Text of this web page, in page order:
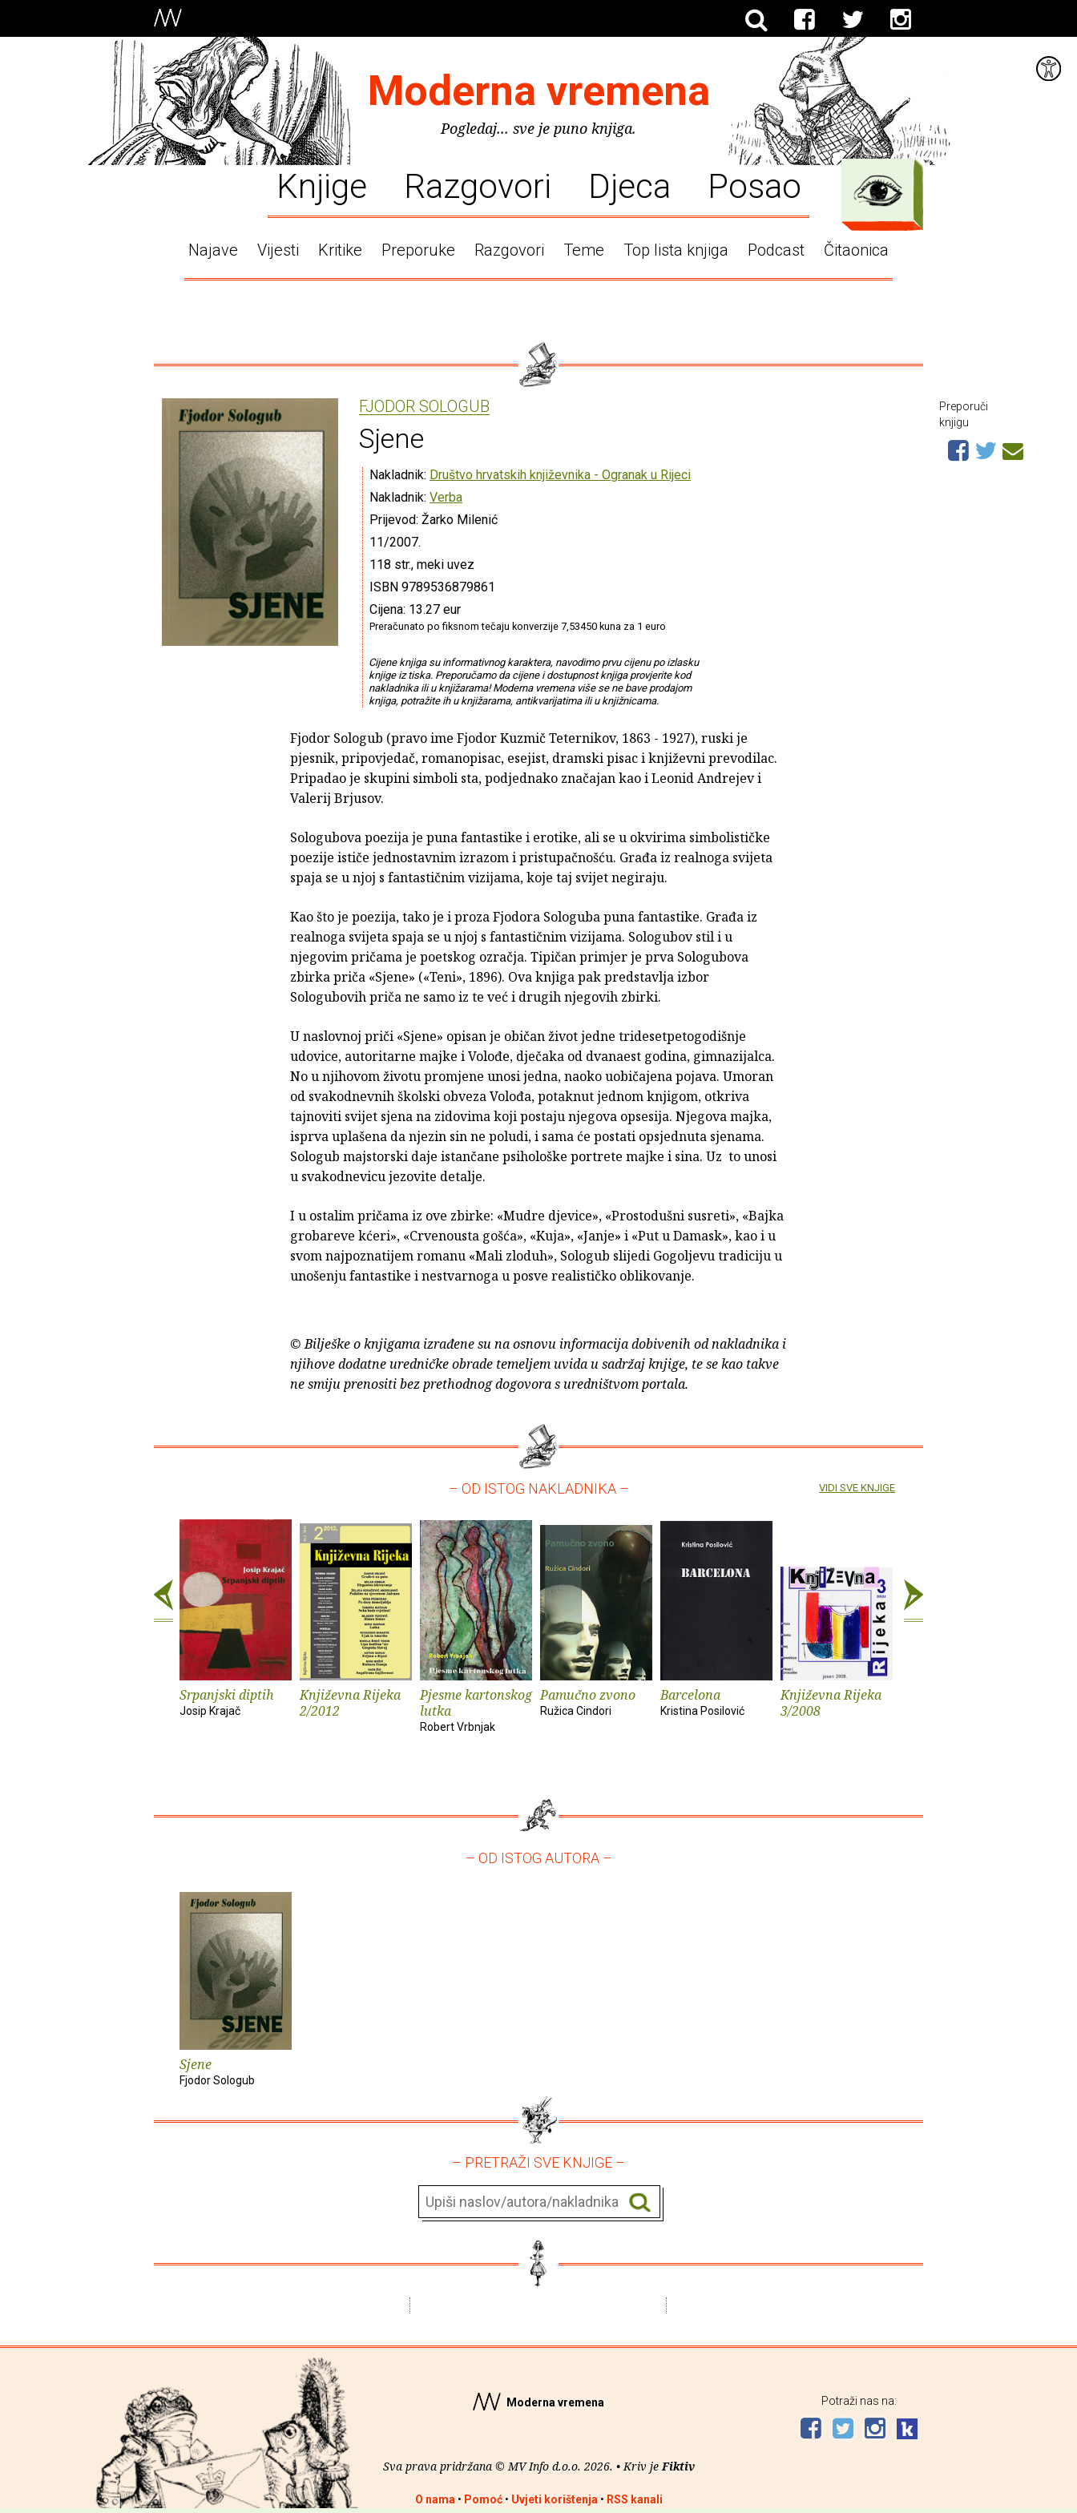
Moderna vremena
Pogledaj... sve je puno knjiga.
Knjige Razgovori Djeca Posao
Najave Vijesti Kritike Preporuke Razgovori Teme Top lista knjiga Podcast Čitaonica
FJODOR SOLOGUB
Sjene
Nakladnik: Društvo hrvatskih književnika - Ogranak u Rijeci
Nakladnik: Verba
Prijevod: Žarko Milenić
11/2007.
118 str., meki uvez
ISBN 9789536879861
Cijena: 13.27 eur
Preračunato po fiksnom tečaju konverzije 7,53450 kuna za 1 euro
Cijene knjiga su informativnog karaktera, navodimo prvu cijenu po izlasku
knjige iz tiska. Preporučamo da cijene i dostupnost knjiga provjerite kod
nakladnika ili u knjižarama! Moderna vremena više se ne bave prodajom
knjiga, potražite ih u knjižarama, antikvarijatima ili u knjižnicama.
Fjodor Sologub (pravo ime Fjodor Kuzmič Teternikov, 1863 - 1927), ruski je
pjesnik, pripovjedač, romanopisac, esejist, dramski pisac i književni prevodilac.
Pripadao je skupini simboli sta, podjednako značajan kao i Leonid Andrejev i
Valerij Brjusov.
Sologubova poezija je puna fantastike i erotike, ali se u okvirima simbolističke
poezije ističe jednostavnim izrazom i pristupačnošću. Građa iz realnoga svijeta
spaja se u njoj s fantastičnim vizijama, koje taj svijet negiraju.
Kao što je poezija, tako je i proza Fjodora Sologuba puna fantastike. Građa iz
realnoga svijeta spaja se u njoj s fantastičnim vizijama. Sologubov stil i u
njegovim pričama je poetskog ozračja. Tipičan primjer je prva Sologubova
zbirka priča «Sjene» («Teni», 1896). Ova knjiga pak predstavlja izbor
Sologubovih priča ne samo iz te već i drugih njegovih zbirki.
U naslovnoj priči «Sjene» opisan je običan život jedne tridesetpetogodišnje
udovice, autoritarne majke i Volođe, dječaka od dvanaest godina, gimnazijalca.
No u njihovom životu promjene unosi jedna, naoko uobičajena pojava. Umoran
od svakodnevnih školski obveza Volođa, potaknut jednom knjigom, otkriva
tajnoviti svijet sjena na zidovima koji postaju njegova opsesija. Njegova majka,
isprva uplašena da njezin sin ne poludi, i sama će postati opsjednuta sjenama.
Sologub majstorski daje istančane psihološke portrete majke i sina. Uz to unosi
u svakodnevicu jezovite detalje.
I u ostalim pričama iz ove zbirke: «Mudre djevice», «Prostodušni susreti», «Bajka
grobareve kćeri», «Crvenousta gošća», «Kuja», «Janje» i «Put u Damask», kao i u
svom najpoznatijem romanu «Mali zloduh», Sologub slijedi Gogoljevu tradiciju u
unošenju fantastike i nestvarnoga u posve realističko oblikovanje.
© Bilješke o knjigama izrađene su na osnovu informacija dobivenih od nakladnika i
njihove dodatne uredničke obrade temeljem uvida u sadržaj knjige, te se kao takve
ne smiju prenositi bez prethodnog dogovora s uredništvom portala.
Preporuči
knjigu
– OD ISTOG NAKLADNIKA –
Srpanjski diptih
Josip Krajač
Književna Rijeka
2/2012
Pjesme kartonskog
lutka
Robert Vrbnjak
Pamučno zvono
Ružica Cindori
Barcelona
Kristina Posilović
Književna Rijeka
3/2008
VIDI SVE KNJIGE
– OD ISTOG AUTORA –
Sjene
Fjodor Sologub
– PRETRAŽI SVE KNJIGE –
Moderna vremena
Sva prava pridržana © MV Info d.o.o. 2026. • Kriv je Fiktiv
O nama • Pomoć• Uvjeti korištenja • RSS kanali
Potraži nas na: